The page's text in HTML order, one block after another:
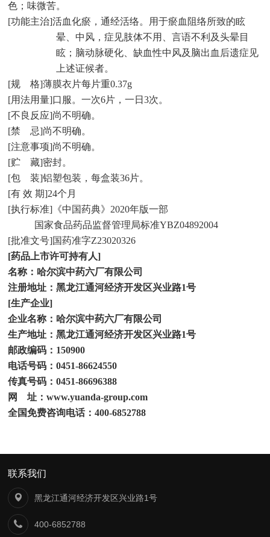
色；味微苦。
[功能主治]活血化瘀，通经活络。用于瘀血阻络所致的眩
晕、中风，症见肢体不用、言语不利及头晕目
眩；脑动脉硬化、缺血性中风及脑出血后遗症见
上述证候者。
[规 格]薄膜衣片每片重0.37g
[用法用量]口服。一次6片，一日3次。
[不良反应]尚不明确。
[禁 忌]尚不明确。
[注意事项]尚不明确。
[贮 藏]密封。
[包 装]铝塑包装，每盒装36片。
[有 效 期]24个月
[执行标准] 《中国药典》 2020年版一部
国家食品药品监督管理局标准YBZ04892004
[批准文号]国药准字Z23020326
[药品上市许可持有人]
名称：哈尔滨中药六厂有限公司
注册地址：黑龙江通河经济开发区兴业路1号
[生产企业]
企业名称：哈尔滨中药六厂有限公司
生产地址：黑龙江通河经济开发区兴业路1号
邮政编码： 150900
电话号码：0451-86624550
传真号码：0451-86696388
网
址：www.yuanda-group.com
全国免费咨询电话：400-6852788
联系我们
黑龙江通河经济开发区兴业路1号
400-6852788